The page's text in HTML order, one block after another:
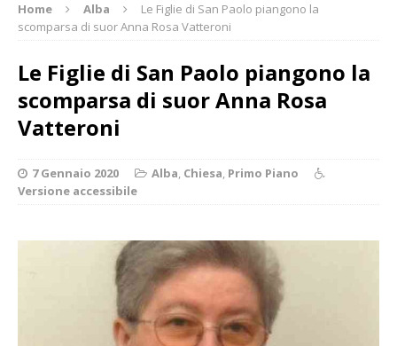
Home Alba
Le Figlie di San Paolo piangono la
scomparsa di suor Anna Rosa Vatteroni
Le Figlie di San Paolo piangono la
scomparsa di suor Anna Rosa
Vatteroni
7 Gennaio 2020 Alba, Chiesa, Primo Piano
Versione accessibile